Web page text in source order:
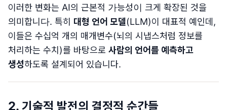
이러한 변화는 AI의 근본적 가능성이 크게 확장된 것을
의미합니다. 특히 대형 언어 모델(LLM)이 대표적 예인데,
이들은 수십억 개의 매개변수(뇌의 시냅스처럼 정보를
처리하는 수치)를 바탕으로 사람의 언어를 예측하고
생성하도록 설계되어 있습니다.
2. 기술적 발전의 결정적 순간들